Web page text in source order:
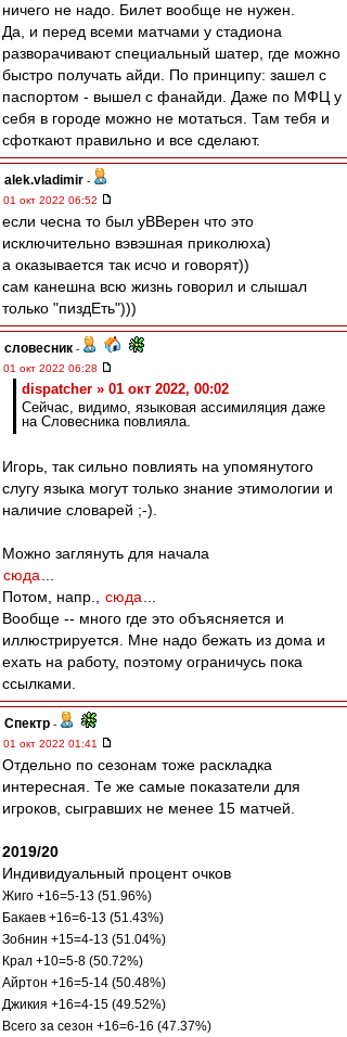
ничего не надо. Билет вообще не нужен.
Да, и перед всеми матчами у стадиона
разворачивают специальный шатер, где можно
быстро получать айди. По принципу: зашел с
паспортом - вышел с фанайди. Даже по МФЦ у
себя в городе можно не мотаться. Там тебя и
сфоткают правильно и все сделают.
alek.vladimir -
01 окт 2022 06:52
если чесна то был уВВерен что это
исключительно вэвэшная приколюха)
а оказывается так исчо и говорят))
сам канешна всю жизнь говорил и слышал
только "пиздЕть")))
словесник -
01 окт 2022 06:28
dispatcher » 01 окт 2022, 00:02
Сейчас, видимо, языковая ассимиляция даже
на Словесника повлияла.
Игорь, так сильно повлиять на упомянутого
слугу языка могут только знание этимологии и
наличие словарей ;-).
Можно заглянуть для начала
сюда
Потом, напр., сюда
Вообще -- много где это объясняется и
иллюстрируется. Мне надо бежать из дома и
ехать на работу, поэтому ограничусь пока
ссылками.
Спектр -
01 окт 2022 01:41
Отдельно по сезонам тоже раскладка
интересная. Те же самые показатели для
игроков, сыгравших не менее 15 матчей.
2019/20
Индивидуальный процент очков
Жиго +16=5-13 (51.96%)
Бакаев +16=6-13 (51.43%)
Зобнин +15=4-13 (51.04%)
Крал +10=5-8 (50.72%)
Айртон +16=5-14 (50.48%)
Джикия +16=4-15 (49.52%)
Всего за сезон +16=6-16 (47.37%)